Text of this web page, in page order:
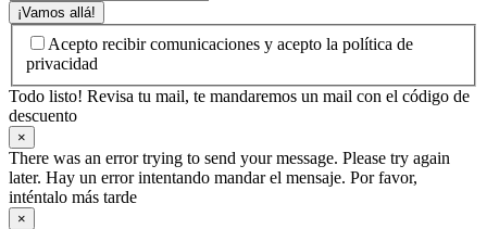
¡Vamos allá!
Acepto recibir comunicaciones y acepto la política de
privacidad
Todo listo! Revisa tu mail, te mandaremos un mail con el código de
descuento
×
There was an error trying to send your message. Please try again
later. Hay un error intentando mandar el mensaje. Por favor,
inténtalo más tarde
×